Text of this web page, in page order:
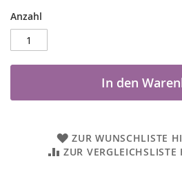
Anzahl
In den
ZUR WUNSCHLISTE
ZUR VERGLEICHSLISTE